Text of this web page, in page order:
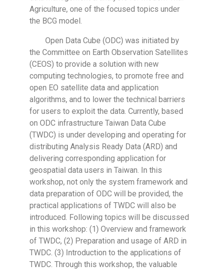
Agriculture, one of the focused topics under
the BCG model.
Open Data Cube (ODC) was initiated by
the Committee on Earth Observation Satellites
(CEOS) to provide a solution with new
computing technologies, to promote free and
open EO satellite data and application
algorithms, and to lower the technical barriers
for users to exploit the data. Currently, based
on ODC infrastructure Taiwan Data Cube
(TWDC) is under developing and operating for
distributing Analysis Ready Data (ARD) and
delivering corresponding application for
geospatial data users in Taiwan. In this
workshop, not only the system framework and
data preparation of ODC will be provided, the
practical applications of TWDC will also be
introduced. Following topics will be discussed
in this workshop: (1) Overview and framework
of TWDC, (2) Preparation and usage of ARD in
TWDC. (3) Introduction to the applications of
TWDC. Through this workshop, the valuable